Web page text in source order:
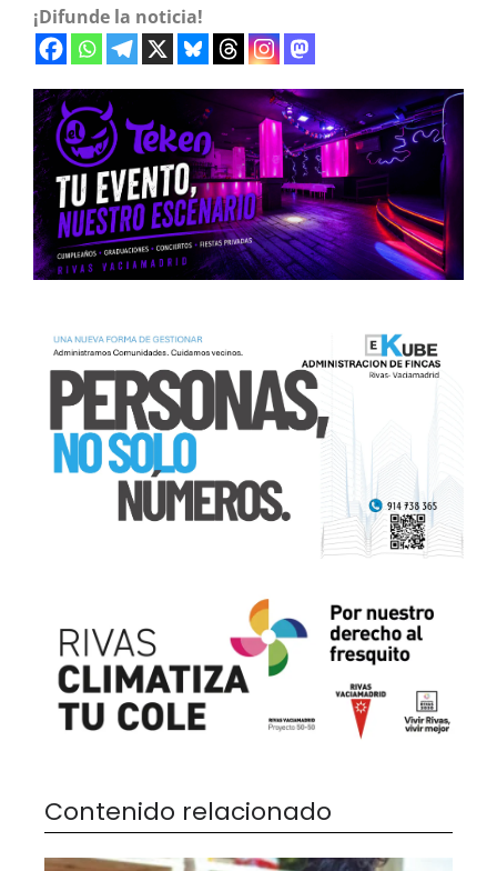
¡Difunde la noticia!
Contenido relacionado